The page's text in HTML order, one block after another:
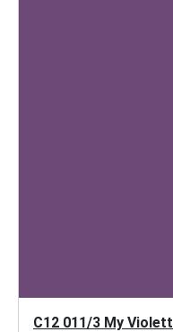
C12 011/3 My Violett